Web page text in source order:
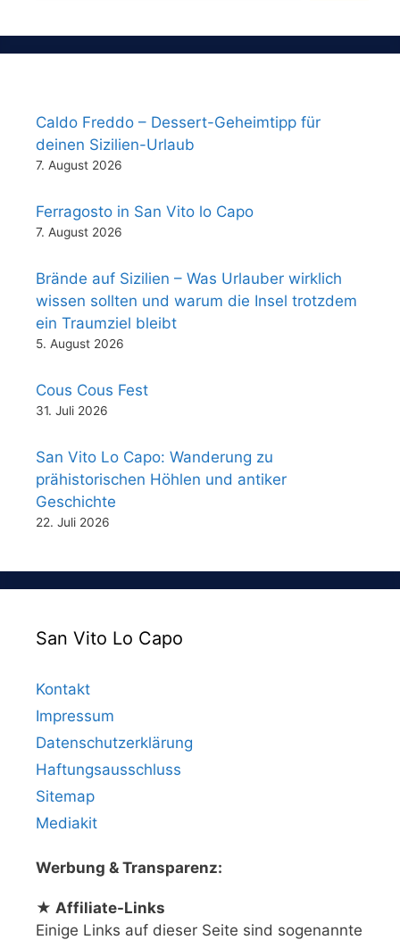
Caldo Freddo – Dessert-Geheimtipp für
deinen Sizilien-Urlaub
7. August 2026
Ferragosto in San Vito lo Capo
7. August 2026
Brände auf Sizilien – Was Urlauber wirklich
wissen sollten und warum die Insel trotzdem
ein Traumziel bleibt
5. August 2026
Cous Cous Fest
31. Juli 2026
San Vito Lo Capo: Wanderung zu
prähistorischen Höhlen und antiker
Geschichte
22. Juli 2026
San Vito Lo Capo
Kontakt
Impressum
Datenschutzerklärung
Haftungsausschluss
Sitemap
Mediakit
Werbung & Transparenz:
★ Affiliate-Links
Einige Links auf dieser Seite sind sogenannte